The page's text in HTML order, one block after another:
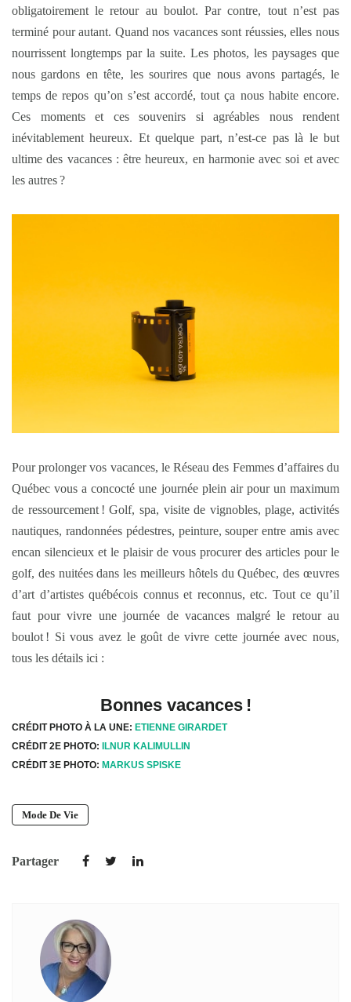
obligatoirement le retour au boulot. Par contre, tout n’est pas
terminé pour autant. Quand nos vacances sont réussies, elles nous
nourrissent longtemps par la suite. Les photos, les paysages que
nous gardons en tête, les sourires que nous avons partagés, le
temps de repos qu’on s’est accordé, tout ça nous habite encore.
Ces moments et ces souvenirs si agréables nous rendent
inévitablement heureux. Et quelque part, n’est-ce pas là le but
ultime des vacances : être heureux, en harmonie avec soi et avec
les autres ?
Pour prolonger vos vacances, le Réseau des Femmes d’affaires du
Québec vous a concocté une journée plein air pour un maximum
de ressourcement ! Golf, spa, visite de vignobles, plage, activités
nautiques, randonnées pédestres, peinture, souper entre amis avec
encan silencieux et le plaisir de vous procurer des articles pour le
golf, des nuitées dans les meilleurs hôtels du Québec, des œuvres
d’art d’artistes québécois connus et reconnus, etc. Tout ce qu’il
faut pour vivre une journée de vacances malgré le retour au
boulot ! Si vous avez le goût de vivre cette journée avec nous,
tous les détails ici :
Bonnes vacances !
CRÉDIT PHOTO À LA UNE: ETIENNE GIRARDET
CRÉDIT 2E PHOTO: ILNUR KALIMULLIN
CRÉDIT 3E PHOTO: MARKUS SPISKE
Mode De Vie
Partager